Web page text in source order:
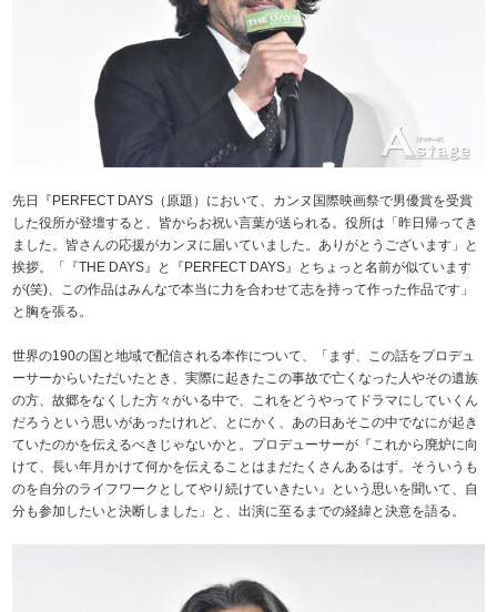
先日『PERFECT DAYS（原題）において、カンヌ国際映画祭で男優賞を受賞
した役所が登壇すると、皆からお祝い言葉が送られる。役所は「昨日帰ってき
ました。皆さんの応援がカンヌに届いていました。ありがとうございます」と
挨拶。「『THE DAYS』と『PERFECT DAYS』とちょっと名前が似ています
が(笑)、この作品はみんなで本当に力を合わせて志を持って作った作品です」
と胸を張る。
世界の190の国と地域で配信される本作について、「まず、この話をプロデュ
ーサーからいただいたとき、実際に起きたこの事故で亡くなった人やその遺族
の方、故郷をなくした方々がいる中で、これをどうやってドラマにしていくん
だろうという思いがあったけれど、とにかく、あの日あそこの中でなにが起き
ていたのかを伝えるべきじゃないかと。プロデューサーが『これから廃炉に向
けて、長い年月かけて何かを伝えることはまだたくさんあるはず。そういうも
のを自分のライフワークとしてやり続けていきたい』という思いを聞いて、自
分も参加したいと決断しました」と、出演に至るまでの経緯と決意を語る。